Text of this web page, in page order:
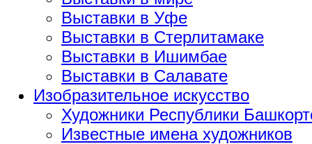
Выставки в Уфе
Выставки в Стерлитамаке
Выставки в Ишимбае
Выставки в Салавате
Изобразительное искусство
Художники Республики
Известные имена художников